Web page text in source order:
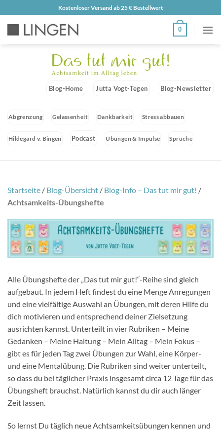
Inhalt
Kostenloser Versand ab 25 € Bestellwert
0
Blog-Home Jutta Vogt-Tegen Blog-Newsletter
Abgrenzung Gelassenheit Dankbarkeit Stress abbauen
Hildegard v. Bingen Podcast Übungen & Impulse Sprüche
Startseite / Blog-Übersicht / Blog-Info – Das tut mir gut! /
Achtsamkeits-Übungshefte
Alle Übungshefte der „Das tut mir gut!“-Reihe sind gleich
aufgebaut. In jedem Heft findest du eine Menge Anregungen
und eine vielfältige Auswahl an Übungen, mit deren Hilfe du
dich motivieren und entsprechend deiner Zielsetzung
ausrichten kannst. Unterteilt in vier Rubriken – Meine
Gedanken – Meine Haltung – Mein Alltag – Mein Fokus –
gibt es für jeden Tag zwei Übungen zur Wahl, eine Körper-
und eine Mentalübung. Die Rubriken sind weiter unterteilt,
so dass du bei täglicher Praxis insgesamt circa 12 Tage für das
Übungsheft brauchst. Natürlich kannst du dir auch länger
Zeit lassen.
So lernst Du täglich neue Achtsamkeitsübungen kennen und